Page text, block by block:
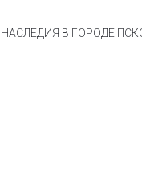
В ГОРОДЕ